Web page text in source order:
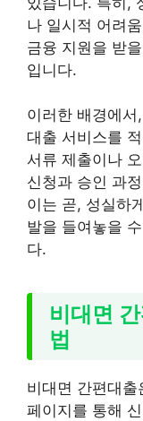
나 일시적 어려
금융 지원을 받
입니다.
이러한 배경에
대출 서비스를
서류 제출이나
신청과 승인 과
이는 곧, 성실하
발을 들여놓을
다.
비대면
법
비대면 간편대
페이지를 통해